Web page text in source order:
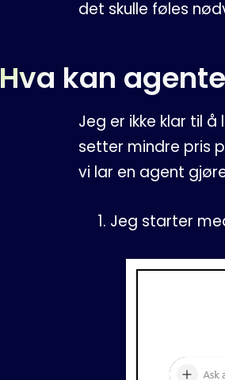
det skulle føles
Hva kan
Jeg er ikke klar til
setter mindre pris
vi lar en agent
Jeg starter